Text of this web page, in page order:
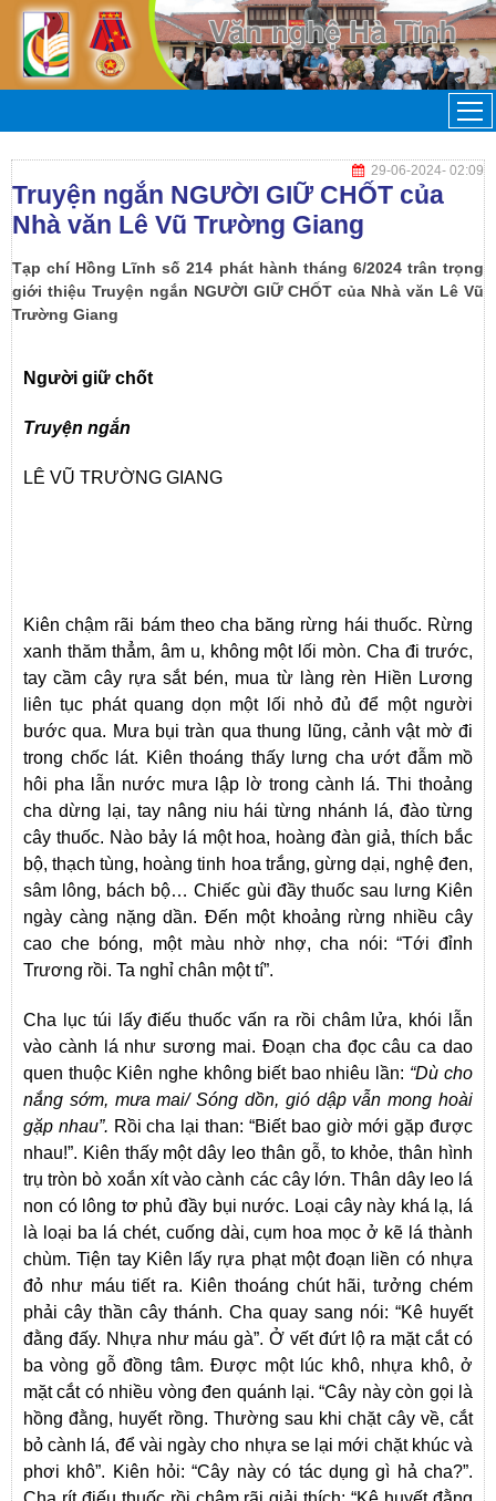
29-06-2024- 02:09
Truyện ngắn NGƯỜI GIỮ CHỐT của
Nhà văn Lê Vũ Trường Giang
Tạp chí Hồng Lĩnh số 214 phát hành tháng 6/2024 trân trọng
giới thiệu Truyện ngắn NGƯỜI GIỮ CHỐT của Nhà văn Lê Vũ
Trường Giang
Người giữ chốt
Truyện ngắn
LÊ VŨ TRƯỜNG GIANG
Kiên chậm rãi bám theo cha băng rừng hái thuốc. Rừng
xanh thăm thẳm, âm u, không một lối mòn. Cha đi trước,
tay cầm cây rựa sắt bén, mua từ làng rèn Hiền Lương
liên tục phát quang dọn một lối nhỏ đủ để một người
bước qua. Mưa bụi tràn qua thung lũng, cảnh vật mờ đi
trong chốc lát. Kiên thoáng thấy lưng cha ướt đẫm mồ
hôi pha lẫn nước mưa lập lờ trong cành lá. Thi thoảng
cha dừng lại, tay nâng niu hái từng nhánh lá, đào từng
cây thuốc. Nào bảy lá một hoa, hoàng đàn giả, thích bắc
bộ, thạch tùng, hoàng tinh hoa trắng, gừng dại, nghệ đen,
sâm lông, bách bộ… Chiếc gùi đầy thuốc sau lưng Kiên
ngày càng nặng dần. Đến một khoảng rừng nhiều cây
cao che bóng, một màu nhờ nhợ, cha nói: “Tới đỉnh
Trương rồi. Ta nghỉ chân một tí”.
Cha lục túi lấy điếu thuốc vấn ra rồi châm lửa, khói lẫn
vào cành lá như sương mai. Đoạn cha đọc câu ca dao
quen thuộc Kiên nghe không biết bao nhiêu lần: “Dù cho
nắng sớm, mưa mai/ Sóng dồn, gió dập vẫn mong hoài
gặp nhau”. Rồi cha lại than: “Biết bao giờ mới gặp được
nhau!”. Kiên thấy một dây leo thân gỗ, to khỏe, thân hình
trụ tròn bò xoắn xít vào cành các cây lớn. Thân dây leo lá
non có lông tơ phủ đầy bụi nước. Loại cây này khá lạ, lá
là loại ba lá chét, cuống dài, cụm hoa mọc ở kẽ lá thành
chùm. Tiện tay Kiên lấy rựa phạt một đoạn liền có nhựa
đỏ như máu tiết ra. Kiên thoáng chút hãi, tưởng chém
phải cây thần cây thánh. Cha quay sang nói: “Kê huyết
đằng đấy. Nhựa như máu gà”. Ở vết đứt lộ ra mặt cắt có
ba vòng gỗ đồng tâm. Được một lúc khô, nhựa khô, ở
mặt cắt có nhiều vòng đen quánh lại. “Cây này còn gọi là
hồng đằng, huyết rồng. Thường sau khi chặt cây về, cắt
bỏ cành lá, để vài ngày cho nhựa se lại mới chặt khúc và
phơi khô”. Kiên hỏi: “Cây này có tác dụng gì hả cha?”.